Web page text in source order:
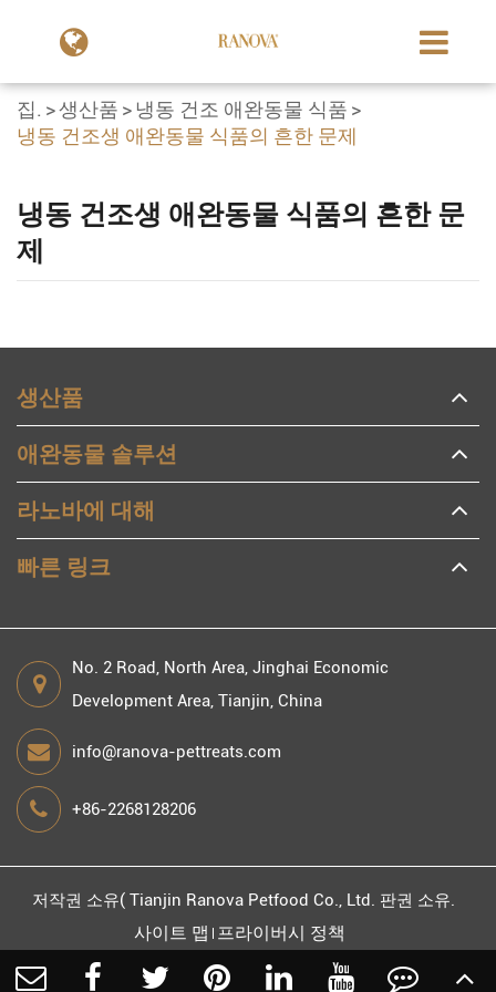
집. 생산품
냉동 건조 애완동물 식품
냉동 건조생 애완동물 식품의 흔한 문제
냉동 건조생 애완동물 식품의 흔한 문
제
생산품
애완동물 솔루션
라노바에 대해
빠른 링크
No. 2 Road, North Area, Jinghai Economic
Development Area, Tianjin, China
info@ranova-pettreats.com
+86-2268128206
저작권 소유( Tianjin Ranova Petfood Co., Ltd. 판권 소유.
사이트 맵 프라이버시 정책